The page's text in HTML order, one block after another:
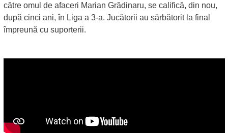
către omul de afaceri Marian Grădinaru, se califică, din nou,
după cinci ani, în Liga a 3-a. Jucătorii au sărbătorit la final
împreună cu suporterii.